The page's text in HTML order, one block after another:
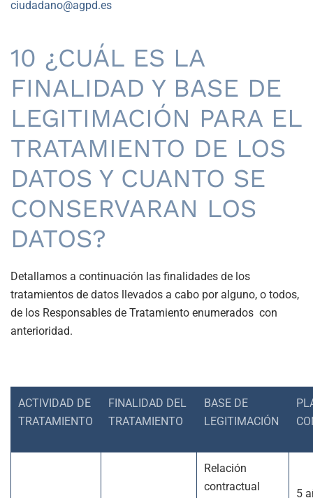
ciudadano@agpd.es
10 ¿CUÁL ES LA
FINALIDAD Y BASE DE
LEGITIMACIÓN PARA EL
TRATAMIENTO DE LOS
DATOS Y CUANTO SE
CONSERVARAN LOS
DATOS?
Detallamos a continuación las finalidades de los
tratamientos de datos llevados a cabo por alguno, o todos,
de los Responsables de Tratamiento enumerados con
anterioridad.
ACTIVIDAD DE
TRATAMIENTO
FINALIDAD DEL
TRATAMIENTO
BASE DE
LEGITIMACIÓN
Relación
contractual
5